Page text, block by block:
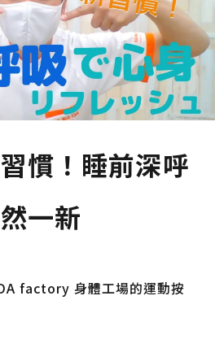
慣！睡前深呼
一新
factory 身體工場的運動按